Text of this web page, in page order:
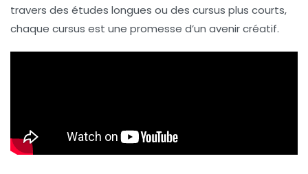
travers des études longues ou des cursus plus courts,
chaque cursus est une promesse d’un avenir créatif.